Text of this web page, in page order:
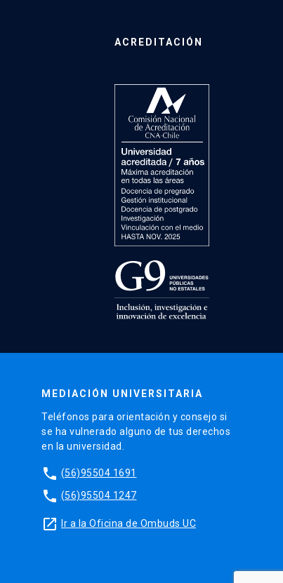
ACREDITACIÓN
MEDIACIÓN UNIVERSITARIA
Teléfonos para orientación y consejo si
se ha vulnerado alguno de tus derechos
en la universidad.
phone (56)95504 1691
phone (56)95504 1247
launch Ir a la Oficina de Ombuds UC